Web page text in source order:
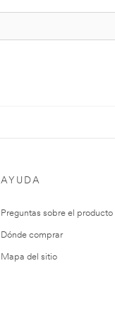
AYUDA
Preguntas sobre el producto
Dónde comprar
Mapa del sitio